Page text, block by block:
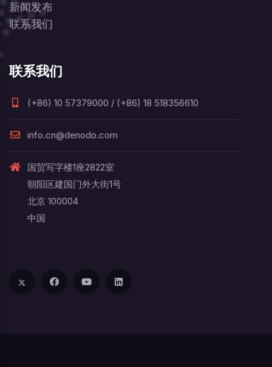
新闻发布
联系我们
联系我们
(+86) 10 57379000 / (+86) 18 518356610
info.cn@denodo.com
国贸写字楼1座2822室
朝阳区建国门外大街1号
北京 100004
中国